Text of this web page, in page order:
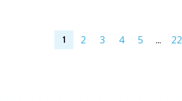
1 2 3 4 5 ... 22